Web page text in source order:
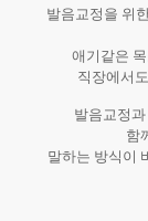
발음교정을 위
애기같은
직장에서
발음교정
함
말하는 방식이